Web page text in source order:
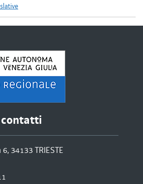
contatti
34133 TRIESTE